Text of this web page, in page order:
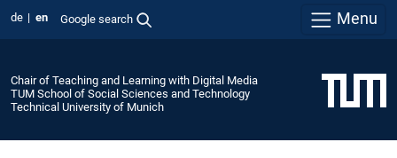
de en Google search Menu
Chair of Teaching and Learning with Digital Media
TUM School of Social Sciences and Technology
Technical University of Munich